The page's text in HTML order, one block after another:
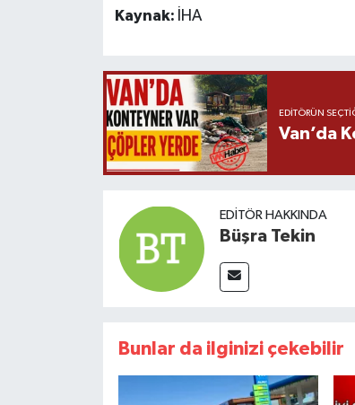
Kaynak: İHA
EDITÖRÜN
Van’da
EDITÖR HAKKINDA
Büşra Tekin
Bunlar da ilginizi çekebilir